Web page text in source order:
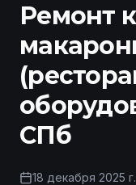
Ремонт
СПб
18 декабря 2025 г.